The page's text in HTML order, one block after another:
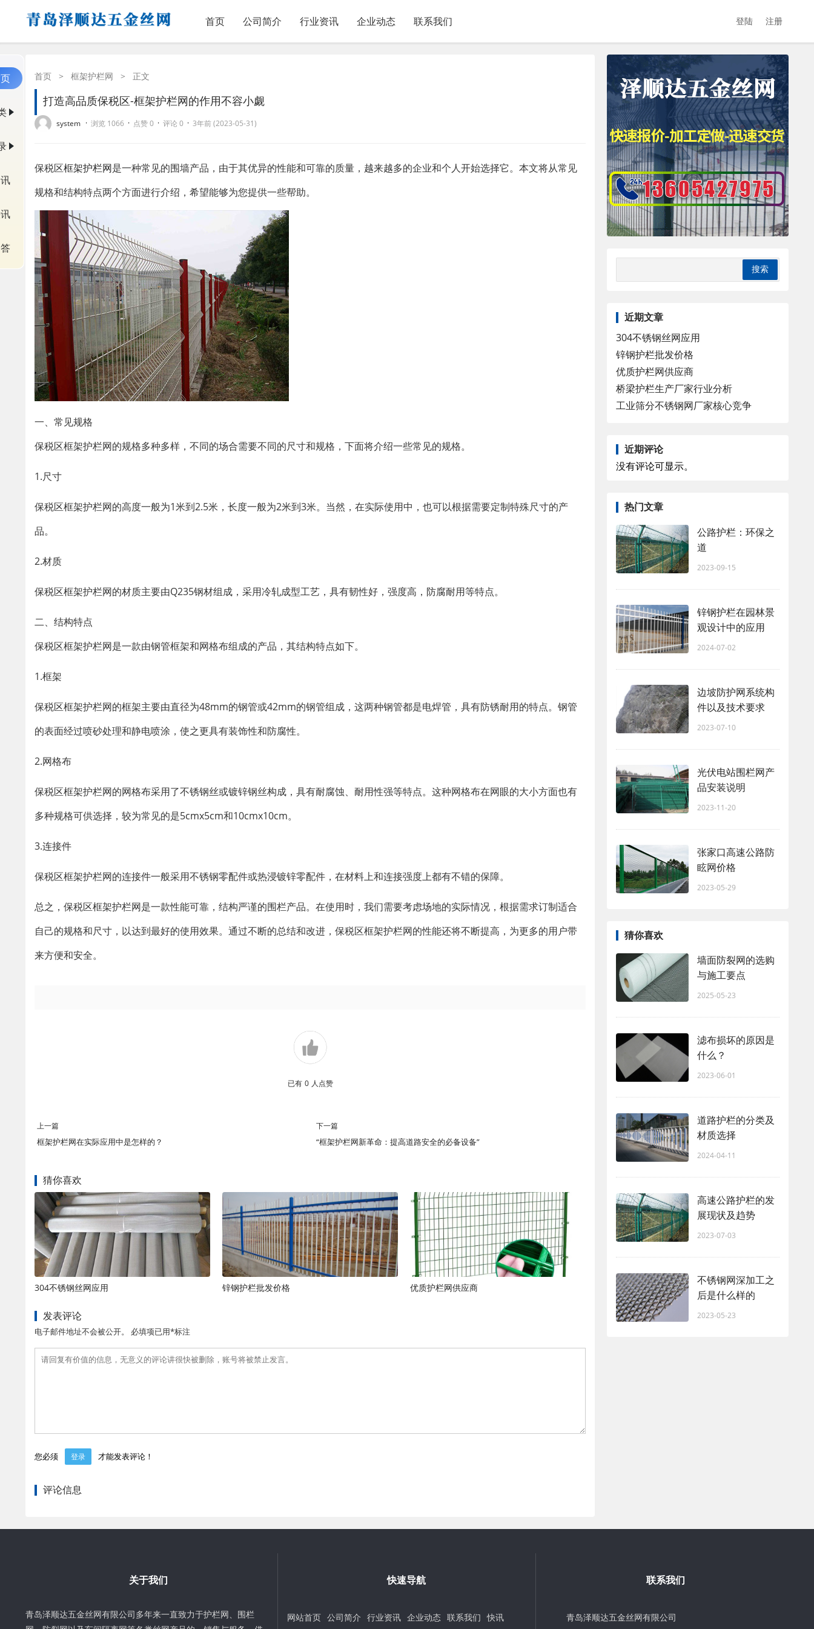
首页 公司简介 行业资讯 企业动态 联系我们 登陆 注册
首页 > 框架护栏网 > 正文
打造高品质保税区-框架护栏网的作用不容小觑
system · 浏览 1066 · 点赞 0 · 评论 0 · 3年前 (2023-05-31)
保税区框架护栏网是一种常见的围墙产品，由于其优异的性能和可靠的质量，越来越多的企业和个人开始选择它。本文将从常见
规格和结构特点两个方面进行介绍，希望能够为您提供一些帮助。
一、常见规格
保税区框架护栏网的规格多种多样，不同的场合需要不同的尺寸和规格，下面将介绍一些常见的规格。
1.尺寸
保税区框架护栏网的高度一般为1米到2.5米，长度一般为2米到3米。当然，在实际使用中，也可以根据需要定制特殊尺寸的产
品。
2.材质
保税区框架护栏网的材质主要由Q235钢材组成，采用冷轧成型工艺，具有韧性好，强度高，防腐耐用等特点。
二、结构特点
保税区框架护栏网是一款由钢管框架和网格布组成的产品，其结构特点如下。
1.框架
保税区框架护栏网的框架主要由直径为48mm的钢管或42mm的钢管组成，这两种钢管都是电焊管，具有防锈耐用的特点。钢管
的表面经过喷砂处理和静电喷涂，使之更具有装饰性和防腐性。
2.网格布
保税区框架护栏网的网格布采用了不锈钢丝或镀锌钢丝构成，具有耐腐蚀、耐用性强等特点。这种网格布在网眼的大小方面也有
多种规格可供选择，较为常见的是5cmx5cm和10cmx10cm。
3.连接件
保税区框架护栏网的连接件一般采用不锈钢零配件或热浸镀锌零配件，在材料上和连接强度上都有不错的保障。
总之，保税区框架护栏网是一款性能可靠，结构严谨的围栏产品。在使用时，我们需要考虑场地的实际情况，根据需求订制适合
自己的规格和尺寸，以达到最好的使用效果。通过不断的总结和改进，保税区框架护栏网的性能还将不断提高，为更多的用户带
来方便和安全。
已有 0 人点赞
上一篇
框架护栏网在实际应用中是怎样的？
下一篇
“框架护栏网新革命：提高道路安全的必备设备”
猜你喜欢
304不锈钢丝网应用 锌钢护栏批发价格 优质护栏网供应商
发表评论
电子邮件地址不会被公开。 必填项已用*标注
您必须 登录 才能发表评论！
评论信息
近期文章
304不锈钢丝网应用
锌钢护栏批发价格
优质护栏网供应商
桥梁护栏生产厂家行业分析
工业筛分不锈钢网厂家核心竞争
近期评论
没有评论可显示。
热门文章
公路护栏：环保之
道
2023-09-15
锌钢护栏在园林景
观设计中的应用
2024-07-02
边坡防护网系统构
件以及技术要求
2023-07-10
光伏电站围栏网产
品安装说明
2023-11-20
张家口高速公路防
眩网价格
2023-05-29
猜你喜欢
墙面防裂网的选购
与施工要点
2025-05-23
滤布损坏的原因是
什么？
2023-06-01
道路护栏的分类及
材质选择
2024-04-11
高速公路护栏的发
展现状及趋势
2023-07-03
不锈钢网深加工之
后是什么样的
2023-05-23
关于我们
青岛泽顺达五金丝网有限公司多年来一直致力于护栏网、围栏
快速导航
网站首页 公司简介 行业资讯 企业动态 联系我们 快讯
联系我们
青岛泽顺达五金丝网有限公司